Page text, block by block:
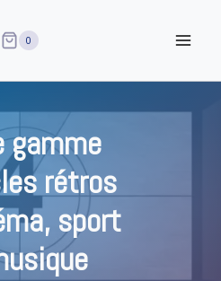
0
gamme
rétros
sport